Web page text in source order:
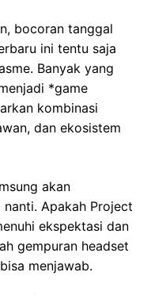
bocoran tanggal
ini tentu saja
Banyak yang
*game
kombinasi
dan ekosistem
akan
nanti. Apakah Project
ekspektasi dan
gempuran headset
menjawab.